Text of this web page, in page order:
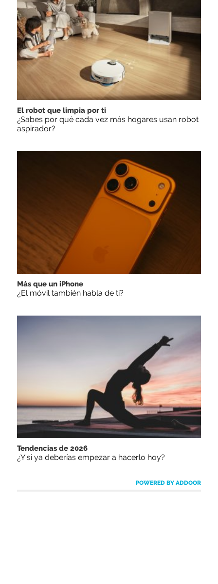
El robot que limpia por ti
¿Sabes por qué cada vez más hogares usan robot
aspirador?
Más que un iPhone
¿El móvil también habla de ti?
Tendencias de 2026
¿Y si ya deberías empezar a hacerlo hoy?
POWERED BY ADDOOR